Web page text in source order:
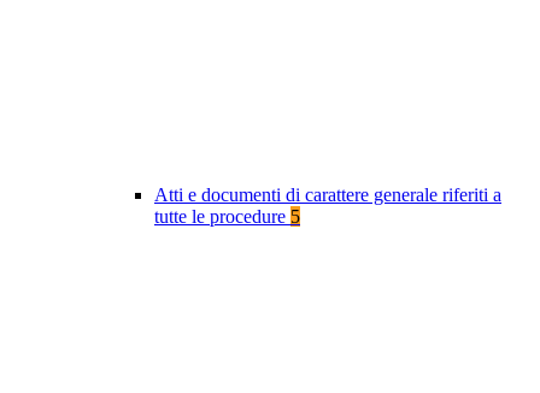
Atti e documenti di carattere generale riferiti a
tutte le procedure 5